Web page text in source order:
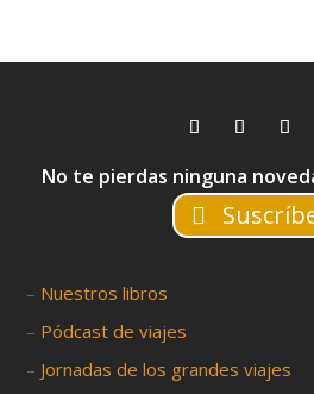
No te pierdas ninguna
– Nuestros libros
– Pódcast de viajes
– Jornadas de los grandes viajes